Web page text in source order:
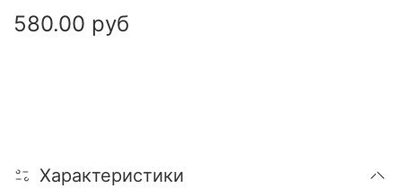
580.00 руб
Характеристики